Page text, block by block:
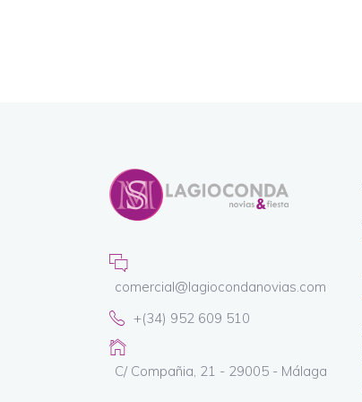
comercial@lagiocondanovias.com
+(34) 952 609 510
C/ Compañia, 21 - 29005 - Málaga